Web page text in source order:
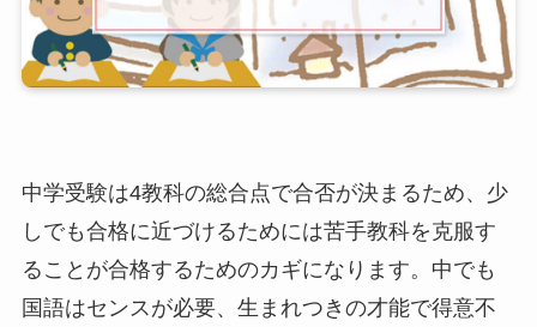
中学受験は4教科の総合点で合否が決まるため、少
しでも合格に近づけるためには苦手教科を克服す
ることが合格するためのカギになります。中でも
国語はセンスが必要、生まれつきの才能で得意不